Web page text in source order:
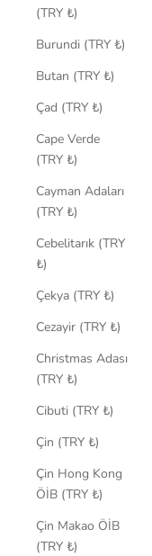
(TRY ₺)
Burundi (TRY ₺)
Butan (TRY ₺)
Çad (TRY ₺)
Cape Verde
(TRY ₺)
Cayman Adaları
(TRY ₺)
Cebelitarık (TRY
₺)
Çekya (TRY ₺)
Cezayir (TRY ₺)
Christmas Adası
(TRY ₺)
Cibuti (TRY ₺)
Çin (TRY ₺)
Çin Hong Kong
ÖİB (TRY ₺)
Çin Makao ÖİB
(TRY ₺)